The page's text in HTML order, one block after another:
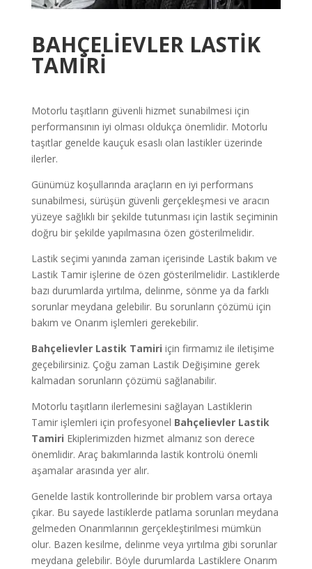
BAHÇELİEVLER LASTİK
TAMİRİ
Motorlu taşıtların güvenli hizmet sunabilmesi için
performansının iyi olması oldukça önemlidir. Motorlu
taşıtlar genelde kauçuk esaslı olan lastikler üzerinde
ilerler.
Günümüz koşullarında araçların en iyi performans
sunabilmesi, sürüşün güvenli gerçekleşmesi ve aracın
yüzeye sağlıklı bir şekilde tutunması için lastik seçiminin
doğru bir şekilde yapılmasına özen gösterilmelidir.
Lastik seçimi yanında zaman içerisinde Lastik bakım ve
Lastik Tamir işlerine de özen gösterilmelidir. Lastiklerde
bazı durumlarda yırtılma, delinme, sönme ya da farklı
sorunlar meydana gelebilir. Bu sorunların çözümü için
bakım ve Onarım işlemleri gerekebilir.
Bahçelievler Lastik Tamiri için firmamız ile iletişime
geçebilirsiniz. Çoğu zaman Lastik Değişimine gerek
kalmadan sorunların çözümü sağlanabilir.
Motorlu taşıtların ilerlemesini sağlayan Lastiklerin
Tamir işlemleri için profesyonel Bahçelievler Lastik
Tamiri Ekiplerimizden hizmet almanız son derece
önemlidir. Araç bakımlarında lastik kontrolü önemli
aşamalar arasında yer alır.
Genelde lastik kontrollerinde bir problem varsa ortaya
çıkar. Bu sayede lastiklerde patlama sorunları meydana
gelmeden Onarımlarının gerçekleştirilmesi mümkün
olur. Bazen kesilme, delinme veya yırtılma gibi sorunlar
meydana gelebilir. Böyle durumlarda Lastiklere Onarım